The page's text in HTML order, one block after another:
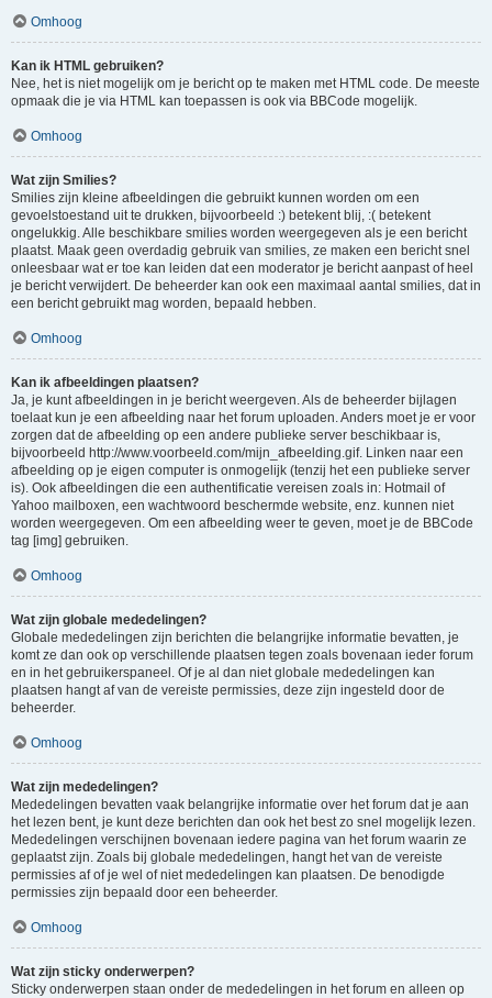
Omhoog
Kan ik HTML gebruiken?
Nee, het is niet mogelijk om je bericht op te maken met HTML code. De meeste
opmaak die je via HTML kan toepassen is ook via BBCode mogelijk.
Omhoog
Wat zijn Smilies?
Smilies zijn kleine afbeeldingen die gebruikt kunnen worden om een
gevoelstoestand uit te drukken, bijvoorbeeld :) betekent blij, :( betekent
ongelukkig. Alle beschikbare smilies worden weergegeven als je een bericht
plaatst. Maak geen overdadig gebruik van smilies, ze maken een bericht snel
onleesbaar wat er toe kan leiden dat een moderator je bericht aanpast of heel
je bericht verwijdert. De beheerder kan ook een maximaal aantal smilies, dat in
een bericht gebruikt mag worden, bepaald hebben.
Omhoog
Kan ik afbeeldingen plaatsen?
Ja, je kunt afbeeldingen in je bericht weergeven. Als de beheerder bijlagen
toelaat kun je een afbeelding naar het forum uploaden. Anders moet je er voor
zorgen dat de afbeelding op een andere publieke server beschikbaar is,
bijvoorbeeld http://www.voorbeeld.com/mijn_afbeelding.gif. Linken naar een
afbeelding op je eigen computer is onmogelijk (tenzij het een publieke server
is). Ook afbeeldingen die een authentificatie vereisen zoals in: Hotmail of
Yahoo mailboxen, een wachtwoord beschermde website, enz. kunnen niet
worden weergegeven. Om een afbeelding weer te geven, moet je de BBCode
tag [img] gebruiken.
Omhoog
Wat zijn globale mededelingen?
Globale mededelingen zijn berichten die belangrijke informatie bevatten, je
komt ze dan ook op verschillende plaatsen tegen zoals bovenaan ieder forum
en in het gebruikerspaneel. Of je al dan niet globale mededelingen kan
plaatsen hangt af van de vereiste permissies, deze zijn ingesteld door de
beheerder.
Omhoog
Wat zijn mededelingen?
Mededelingen bevatten vaak belangrijke informatie over het forum dat je aan
het lezen bent, je kunt deze berichten dan ook het best zo snel mogelijk lezen.
Mededelingen verschijnen bovenaan iedere pagina van het forum waarin ze
geplaatst zijn. Zoals bij globale mededelingen, hangt het van de vereiste
permissies af of je wel of niet mededelingen kan plaatsen. De benodigde
permissies zijn bepaald door een beheerder.
Omhoog
Wat zijn sticky onderwerpen?
Sticky onderwerpen staan onder de mededelingen in het forum en alleen op